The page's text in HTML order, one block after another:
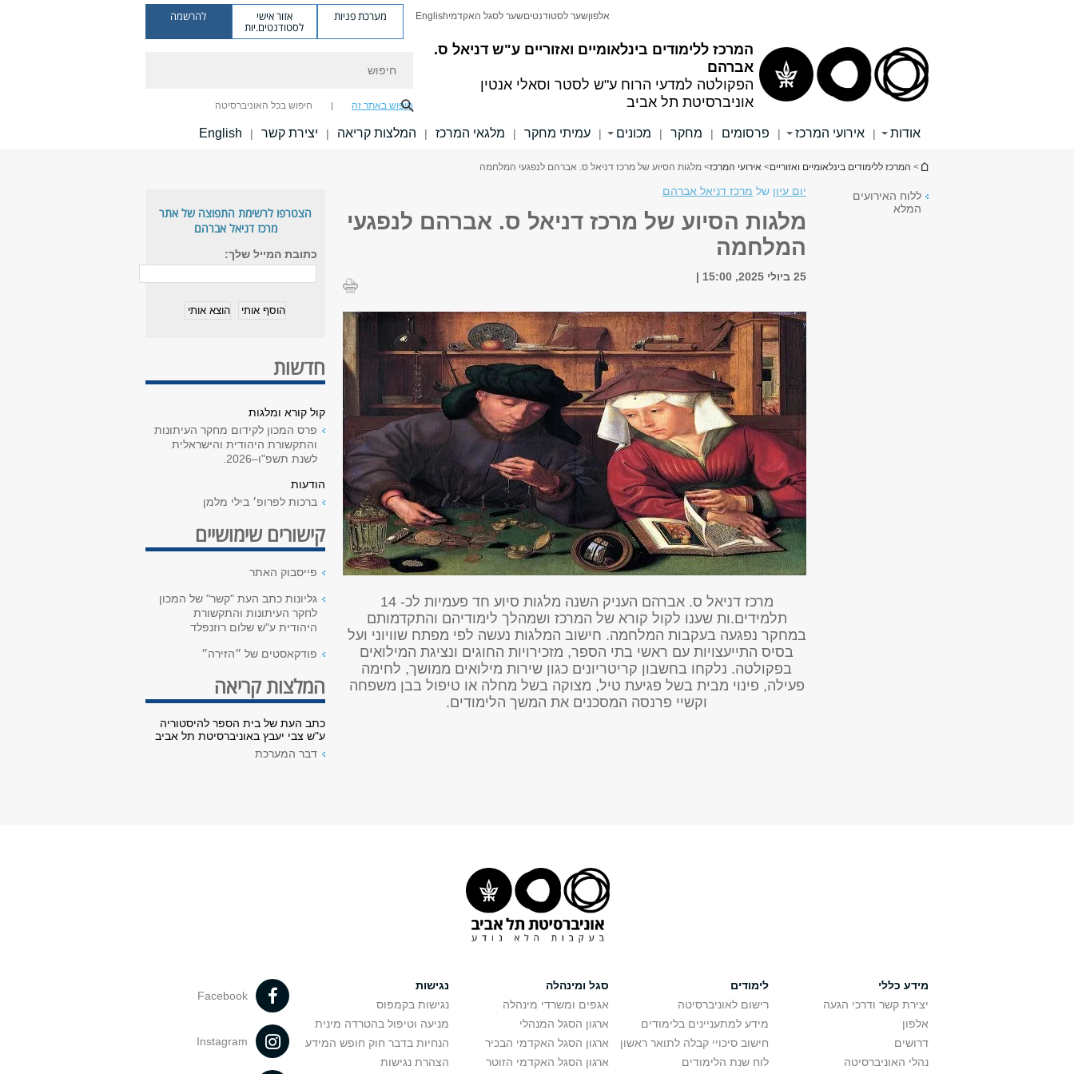
המרכז ללימודים בינלאומיים ואזוריים ע"ש דניאל ס.
אברהם
הפקולטה למדעי הרוח ע"ש לסטר וסאלי אנטין
אוניברסיטת תל אביב
אלפוןשער לסטודנטיםשער לסגל האקדמיEnglish מערכת פניות אזור אישי
לסטודנטים.יות
להרשמה
חיפוש באתר זה חיפוש בכל האוניברסיטה
אודות | אירועי המרכז | פרסומים | מחקר | מכונים | עמיתי מחקר | מלגאי המרכז | המלצות קריאה | יצירת קשר |
English
הינך נמצא כאן
> המרכז ללימודים בינלאומיים ואזוריים> אירועי המרכז> מלגות הסיוע של מרכז דניאל ס. אברהם לנפגעי המלחמה
ללוח האירועים
המלא
יום עיון של מרכז דניאל אברהם
מלגות הסיוע של מרכז דניאל ס. אברהם לנפגעי
המלחמה
25 ביולי 2025, 15:00
מרכז דניאל ס. אברהם העניק השנה מלגות סיוע חד פעמיות לכ- 14
תלמידים.ות שענו לקול קורא של המרכז ושמהלך לימודיהם והתקדמותם
במחקר נפגעה בעקבות המלחמה. חישוב המלגות נעשה לפי מפתח שוויוני ועל
בסיס התייעצויות עם ראשי בתי הספר, מזכירויות החוגים ונציגת המילואים
בפקולטה. נלקחו בחשבון קריטריונים כגון שירות מילואים ממושך, לחימה
פעילה, פינוי מבית בשל פגיעת טיל, מצוקה בשל מחלה או טיפול בבן משפחה
וקשיי פרנסה המסכנים את המשך הלימודים.
הצטרפו לרשימת התפוצה של אתר
מרכז דניאל אברהם
כתובת המייל שלך:
חדשות
קול קורא ומלגות
פרס המכון לקידום מחקר העיתונות
והתקשורת היהודית והישראלית
לשנת תשפ"ו–2026.
הודעות
ברכות לפרופ׳ בילי מלמן
קישורים שימושיים
פייסבוק האתר
גליונות כתב העת "קשר" של המכון
לחקר העיתונות והתקשורת
היהודית ע"ש שלום רוזנפלד
פודקאסטים של ״הזירה״
המלצות קריאה
כתב העת של בית הספר להיסטוריה
ע"ש צבי יעבץ באוניברסיטת תל אביב
דבר המערכת
מידע כללי
יצירת קשר ודרכי הגעה
אלפון
דרושים
נהלי האוניברסיטה
לימודים
רישום לאוניברסיטה
מידע למתעניינים בלימודים
חישוב סיכויי קבלה לתואר ראשון
לוח שנת הלימודים
סגל ומינהלה
אגפים ומשרדי מינהלה
ארגון הסגל המנהלי
ארגון הסגל האקדמי הבכיר
ארגון הסגל האקדמי הזוטר
נגישות
נגישות בקמפוס
מניעה וטיפול בהטרדה מינית
הנחיות בדבר חוק חופש המידע
הצהרת נגישות
Facebook
Instagram